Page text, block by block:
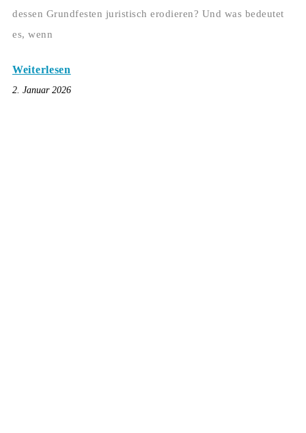
dessen Grundfesten juristisch erodieren? Und was bedeutet
es, wenn
Weiterlesen
2. Januar 2026